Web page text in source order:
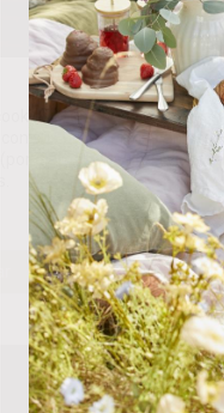
de Mesa Madera
propias y de terceros
sus preferencias en
ejemplo, páginas
Rechazar